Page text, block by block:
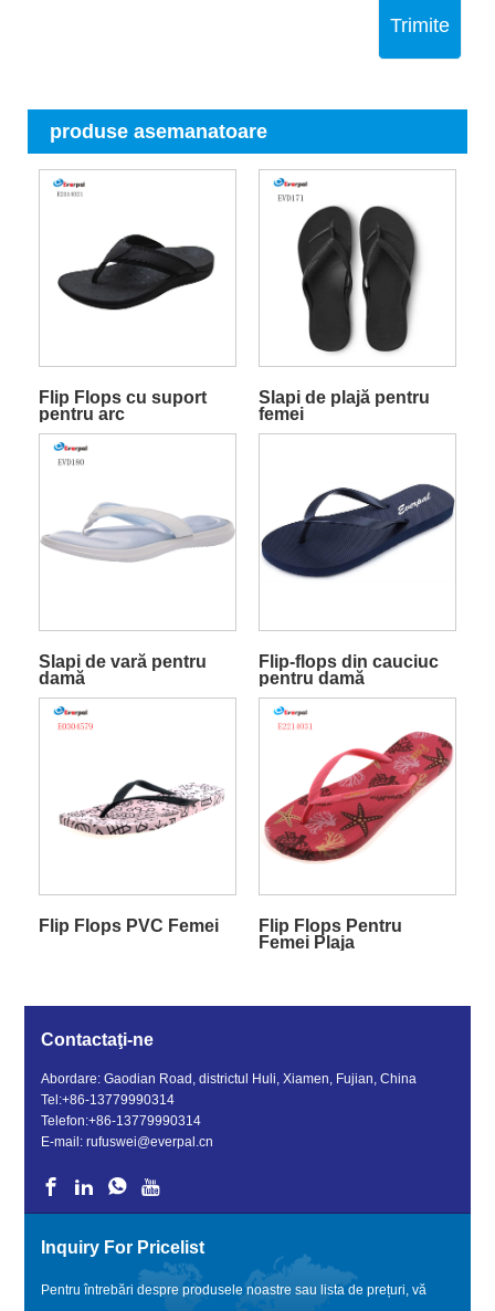
Trimite
produse asemanatoare
Flip Flops cu suport
pentru arc
Slapi de plajă pentru
femei
Slapi de vară pentru
damă
Flip-flops din cauciuc
pentru damă
Flip Flops PVC Femei
Flip Flops Pentru
Femei Plaja
Contactaţi-ne
Abordare: Gaodian Road, districtul Huli, Xiamen, Fujian, China
Tel:+86-13779990314
Telefon:+86-13779990314
E-mail:rufuswei@everpal.cn
Inquiry For Pricelist
Pentru întrebări despre produsele noastre sau lista de prețuri, vă